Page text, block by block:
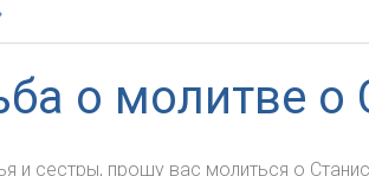
о молитве о
и сестры, прошу вас молиться о